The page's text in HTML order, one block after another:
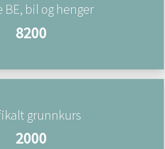
BE, bil og henger
8200
grunnkurs
2000